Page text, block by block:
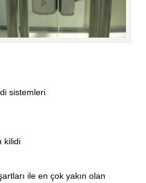
sistemleri
kilidi
ile en çok yakın olan